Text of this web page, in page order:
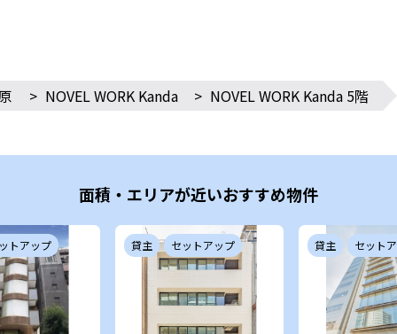
> NOVEL WORK Kanda > NOVEL WORK Kanda 5階
面積・エリアが近いおすすめ物件
トアップ 貸主 セットアップ 貸主 セット